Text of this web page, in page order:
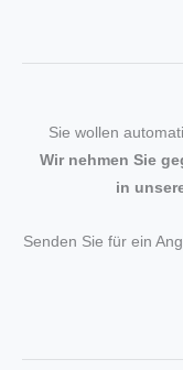
Sie wollen
Wir nehmen Sie
in
Senden Sie für ein